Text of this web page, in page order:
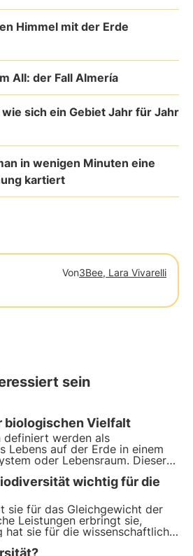
Himmel mit der Erde
All: der Fall Almería
sich ein Gebiet Jahr für Jahr
in wenigen Minuten eine
kartiert
Von3Bee, Lara Vivarelli
sein
biologischen Vielfalt
definiert werden als
Lebens auf der Erde in einem
oder Lebensraum. Dieser
denn die Artenvielfalt an
ein so wertvolles Gut, dass
wichtig für die
sie für das Gleichgewicht der
Leistungen erbringt sie,
hat sie für die wissenschaftliche
Auswirkungen hat sie auf